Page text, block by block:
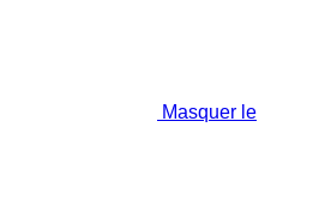
Masquer le